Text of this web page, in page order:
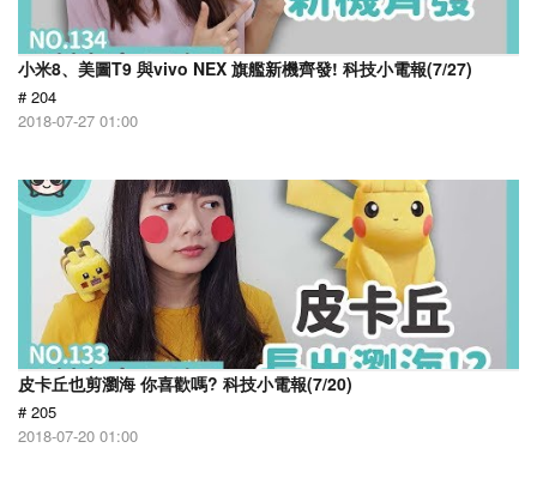
小米8、美圖T9 與vivo NEX 旗艦新機齊發! 科技小電報(7/27)
# 204
2018-07-27 01:00
皮卡丘也剪瀏海 你喜歡嗎? 科技小電報(7/20)
# 205
2018-07-20 01:00